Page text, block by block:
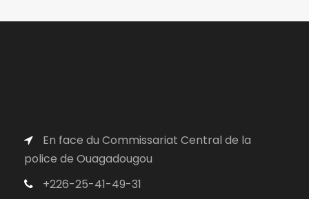
En face du Commissariat Central de la
police de Ouagadougou
+226-25-41-49-31